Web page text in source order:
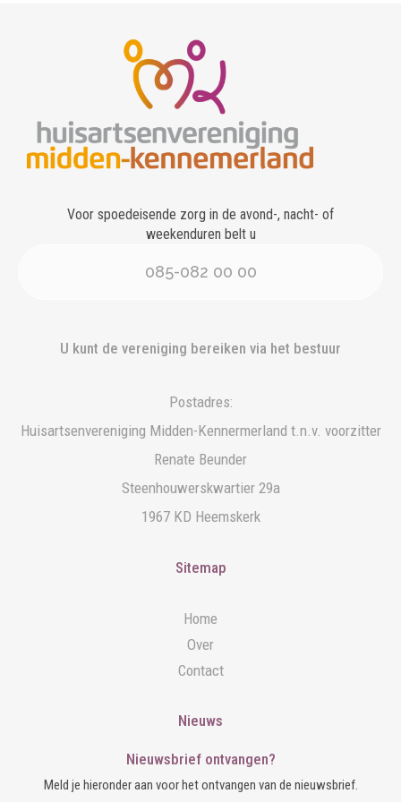
Voor spoedeisende zorg in de avond-, nacht- of
weekenduren belt u
085-082 00 00
U kunt de vereniging bereiken via het bestuur
Postadres:
Huisartsenvereniging Midden-Kennermerland t.n.v. voorzitter
Renate Beunder
Steenhouwerskwartier 29a
1967 KD Heemskerk
Sitemap
Home
Over
Contact
Nieuws
Nieuwsbrief ontvangen?
Meld je hieronder aan voor het ontvangen van de nieuwsbrief.